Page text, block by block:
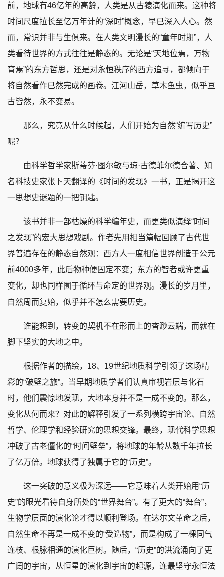
前，地球有46亿年的高龄，人类是从古猿演化而来。这种将
时间尺度拉长至亿万年计的“深时”概念，早已深入人心。然
而，常识并非与生俱来。在人类文明漫长的“童年时期”，人
类看待世界的方式往往是静态的。无论是“天地位焉，万物
育焉”的东方哲思，还是对永恒秩序的西方追寻，都倾向于
将自然看作已然完成的画卷。江河山岳，草木鱼虫，似乎亘
古皆然，永不变易。
那么，究竟从什么时候起，人们开始为自然“编写历史”
呢？
由科学哲学家斯蒂芬·图尔敏与琼·古德菲尔德合著、知
名科技史家张卜天翻译的《时间的发现》一书，正是揭开这
一思想史谜题的一把钥匙。
该书并非一部枯燥的科学编年史，而更类似演绎“时间
之发现”的宏大思想戏剧。作者先用相当篇幅回顾了古代世
界普遍存在的静态自然观：西方人一度相信世界创造于公元
前4000多年，此后物种便固定不变；东方的智者或许更重
变化，却也同样囿于循环与命定的世界观。漫长的岁月里，
自然周而复始，似乎并不怎么需要历史。
谁能想到，转变的契机不在形而上的杳渺云端，而就在
脚下坚实的大地之中。
根据作者的描绘，18、19世纪地质科学引领了这场精
彩的“破壁之旅”。当早期地质学者们认真审视岩层与化石
时，他们震惊地发现，大地本身并不是一成不变的。那么，
变化从何而来？对此的解释引发了一系列横跨宇宙论、自然
哲学、伦理学和经验研究的思想交锋。最终，现代科学思想
冲破了古老僵化的“时间壁垒”，将地球的年龄从数千年拉长
了亿万倍。地球获得了独属于它的“历史”。
这一突破的意义极为深远——它意味着人类开始用“历
史”的眼光看待自身所处的“世界舞台”。有了更大的“舞台”，
生物学层面的演化论才得以顺利登场。在达尔文革命之后，
自然生命不再是一成不变的“受造物”，而是构成了一棵同气
连枝、根脉相通的演化巨树。随后，“历史”的洪流涌向了更
广阔的宇宙，从恒星的演化到宇宙的起源，连最坚守永恒法